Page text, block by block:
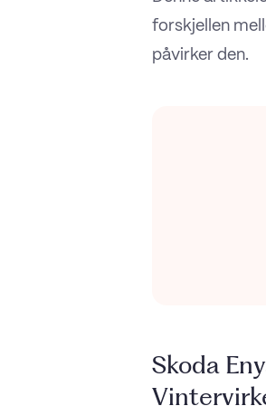
forskjellen
påvirker den.
Skoda